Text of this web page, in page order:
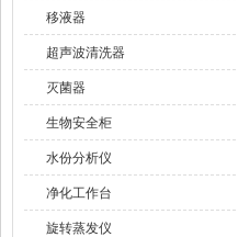
移液器
超声波清洗器
灭菌器
生物安全柜
水份分析仪
净化工作台
旋转蒸发仪